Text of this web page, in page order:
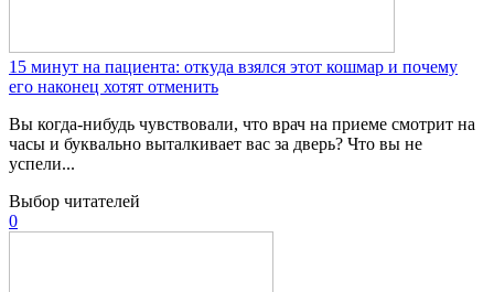
15 минут на пациента: откуда взялся этот кошмар и почему
его наконец хотят отменить
Вы когда-нибудь чувствовали, что врач на приеме смотрит на
часы и буквально выталкивает вас за дверь? Что вы не
успели...
Выбор читателей
0